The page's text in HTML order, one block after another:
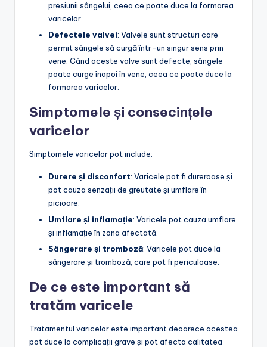
presiunii sângelui, ceea ce poate duce la formarea
varicelor.
Defectele valvei: Valvele sunt structuri care
permit sângele să curgă într-un singur sens prin
vene. Când aceste valve sunt defecte, sângele
poate curge înapoi în vene, ceea ce poate duce la
formarea varicelor.
Simptomele și consecințele
varicelor
Simptomele varicelor pot include:
Durere și disconfort: Varicele pot fi dureroase și
pot cauza senzații de greutate și umflare în
picioare.
Umflare și inflamație: Varicele pot cauza umflare
și inflamație în zona afectată.
Sângerare și tromboză: Varicele pot duce la
sângerare și tromboză, care pot fi periculoase.
De ce este important să
tratăm varicele
Tratamentul varicelor este important deoarece acestea
pot duce la complicații grave și pot afecta calitatea